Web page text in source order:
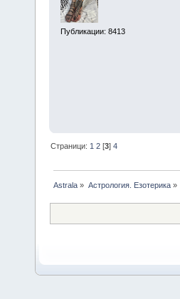
Публикации: 8413
Страници: 1 2 [3]4
Astrala » Астрология. Езотерика»